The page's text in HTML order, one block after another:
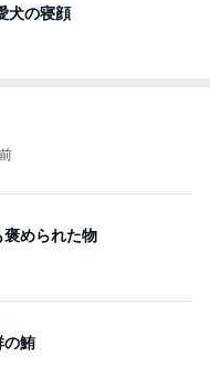
犬の寝顔
褒められた物
の鮪